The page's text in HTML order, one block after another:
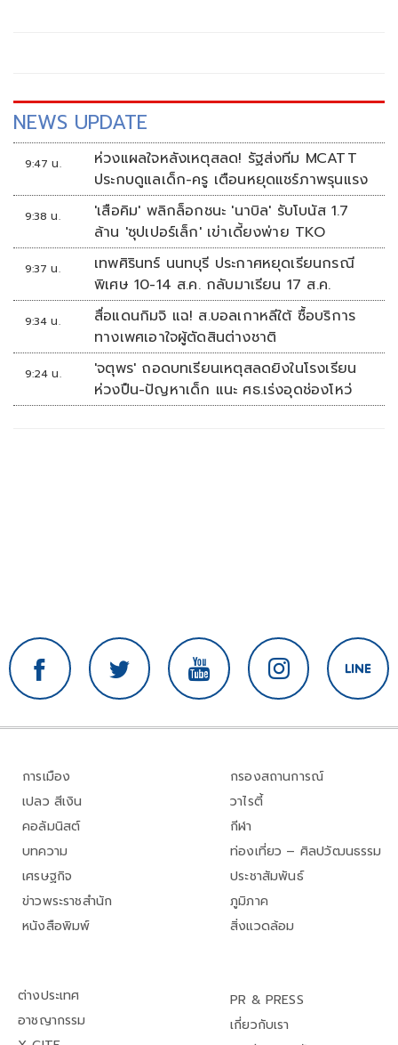
NEWS UPDATE
9:47 น.
ห่วงแผลใจหลังเหตุสลด! รัฐส่งทีม MCATT
ประกบดูแลเด็ก-ครู เตือนหยุดแชร์ภาพรุนแรง
9:38 น.
'เสือคิม' พลิกล็อกชนะ 'นาบิล' รับโบนัส 1.7
ล้าน 'ซุปเปอร์เล็ก' เข่าเดี้ยงพ่าย TKO
9:37 น.
เทพศิรินทร์ นนทบุรี ประกาศหยุดเรียนกรณี
พิเศษ 10-14 ส.ค. กลับมาเรียน 17 ส.ค.
9:34 น.
สื่อแดนกิมจิ แฉ! ส.บอลเกาหลีใต้ ซื้อบริการ
ทางเพศเอาใจผู้ตัดสินต่างชาติ
9:24 น.
'จตุพร' ถอดบทเรียนเหตุสลดยิงในโรงเรียน
ห่วงปืน-ปัญหาเด็ก แนะ ศธ.เร่งอุดช่องโหว่
การเมือง
เปลว สีเงิน
คอลัมนิสต์
บทความ
เศรษฐกิจ
ข่าวพระราชสำนัก
หนังสือพิมพ์
กรองสถานการณ์
วาไรตี้
กีฬา
ท่องเที่ยว – ศิลปวัฒนธรรม
ประชาสัมพันธ์
ภูมิภาค
สิ่งแวดล้อม
ต่างประเทศ
อาชญากรรม
PR & PRESS
เกี่ยวกับเรา